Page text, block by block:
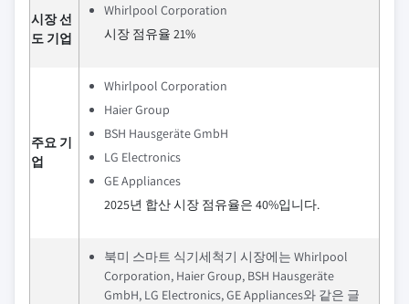
시장 선
도 기업
Whirlpool Corporation
시장 점유율 21%
주요 기
업
Whirlpool Corporation
Haier Group
BSH Hausgeräte GmbH
LG Electronics
GE Appliances
2025년 합산 시장 점유율은 40%입니다.
북미 스마트 식기세척기 시장에는 Whirlpool
Corporation, Haier Group, BSH Hausgeräte
GmbH, LG Electronics, GE Appliances와 같은 글